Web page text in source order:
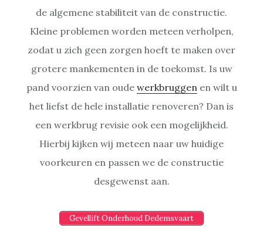
de algemene stabiliteit van de constructie.
Kleine problemen worden meteen verholpen,
zodat u zich geen zorgen hoeft te maken over
grotere mankementen in de toekomst. Is uw
pand voorzien van oude werkbruggen en wilt u
het liefst de hele installatie renoveren? Dan is
een werkbrug revisie ook een mogelijkheid.
Hierbij kijken wij meteen naar uw huidige
voorkeuren en passen we de constructie
desgewenst aan.
Gevellift Onderhoud Dedemsvaart